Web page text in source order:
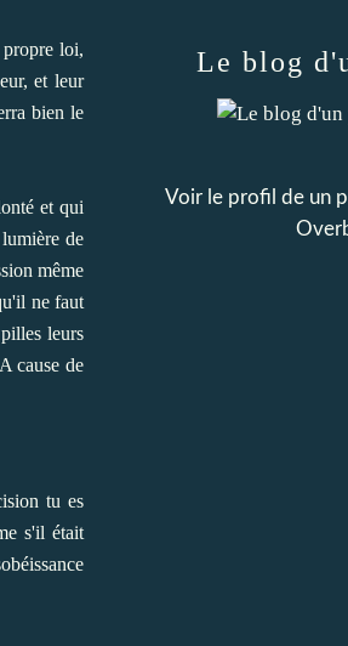
loi,
et leur
bien le
et qui
de
même
ne faut
leurs
cause de
tu es
s'il était
Le blog
Voir le profil de un